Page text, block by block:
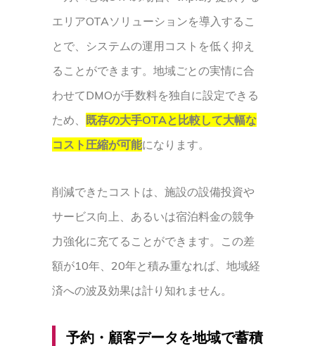
エリアOTAソリューションを導入するこ
とで、システムの運用コストを低く抑え
ることができます。地域ごとの実情に合
わせてDMOが手数料を独自に設定できる
ため、
既存の大手OTAと比較して大幅な
コスト圧縮が可能になります。
削減できたコストは、施設の設備投資や
サービス向上、あるいは宿泊料金の競争
力強化に充てることができます。この差
額が10年、20年と積み重なれば、地域経
済への波及効果は計り知れません。
予約・顧客データを地域で蓄積